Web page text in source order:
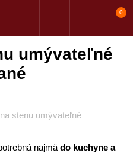
0
umývateľné
stenu umývateľné
najmä do kuchyne a